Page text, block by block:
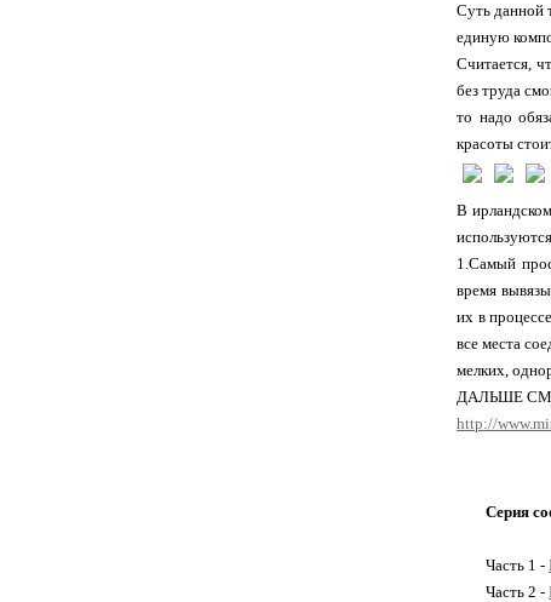
Суть данной
единую
Считается,
без труда
то надо
красоты
В
1.Самый
время
их в
все места
мелких,
ДАЛЬШЕ
http://
Серия
Часть 1 -
Часть 2 -